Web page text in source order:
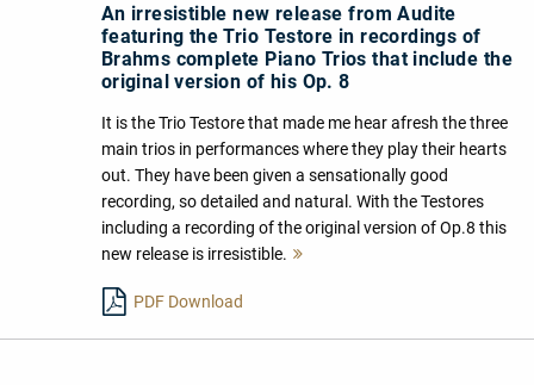
An irresistible new release from Audite
featuring the Trio Testore in recordings of
Brahms complete Piano Trios that include the
original version of his Op. 8
It is the Trio Testore that made me hear afresh the three
main trios in performances where they play their hearts
out. They have been given a sensationally good
recording, so detailed and natural. With the Testores
including a recording of the original version of Op.8 this
new release is irresistible.
PDF Download